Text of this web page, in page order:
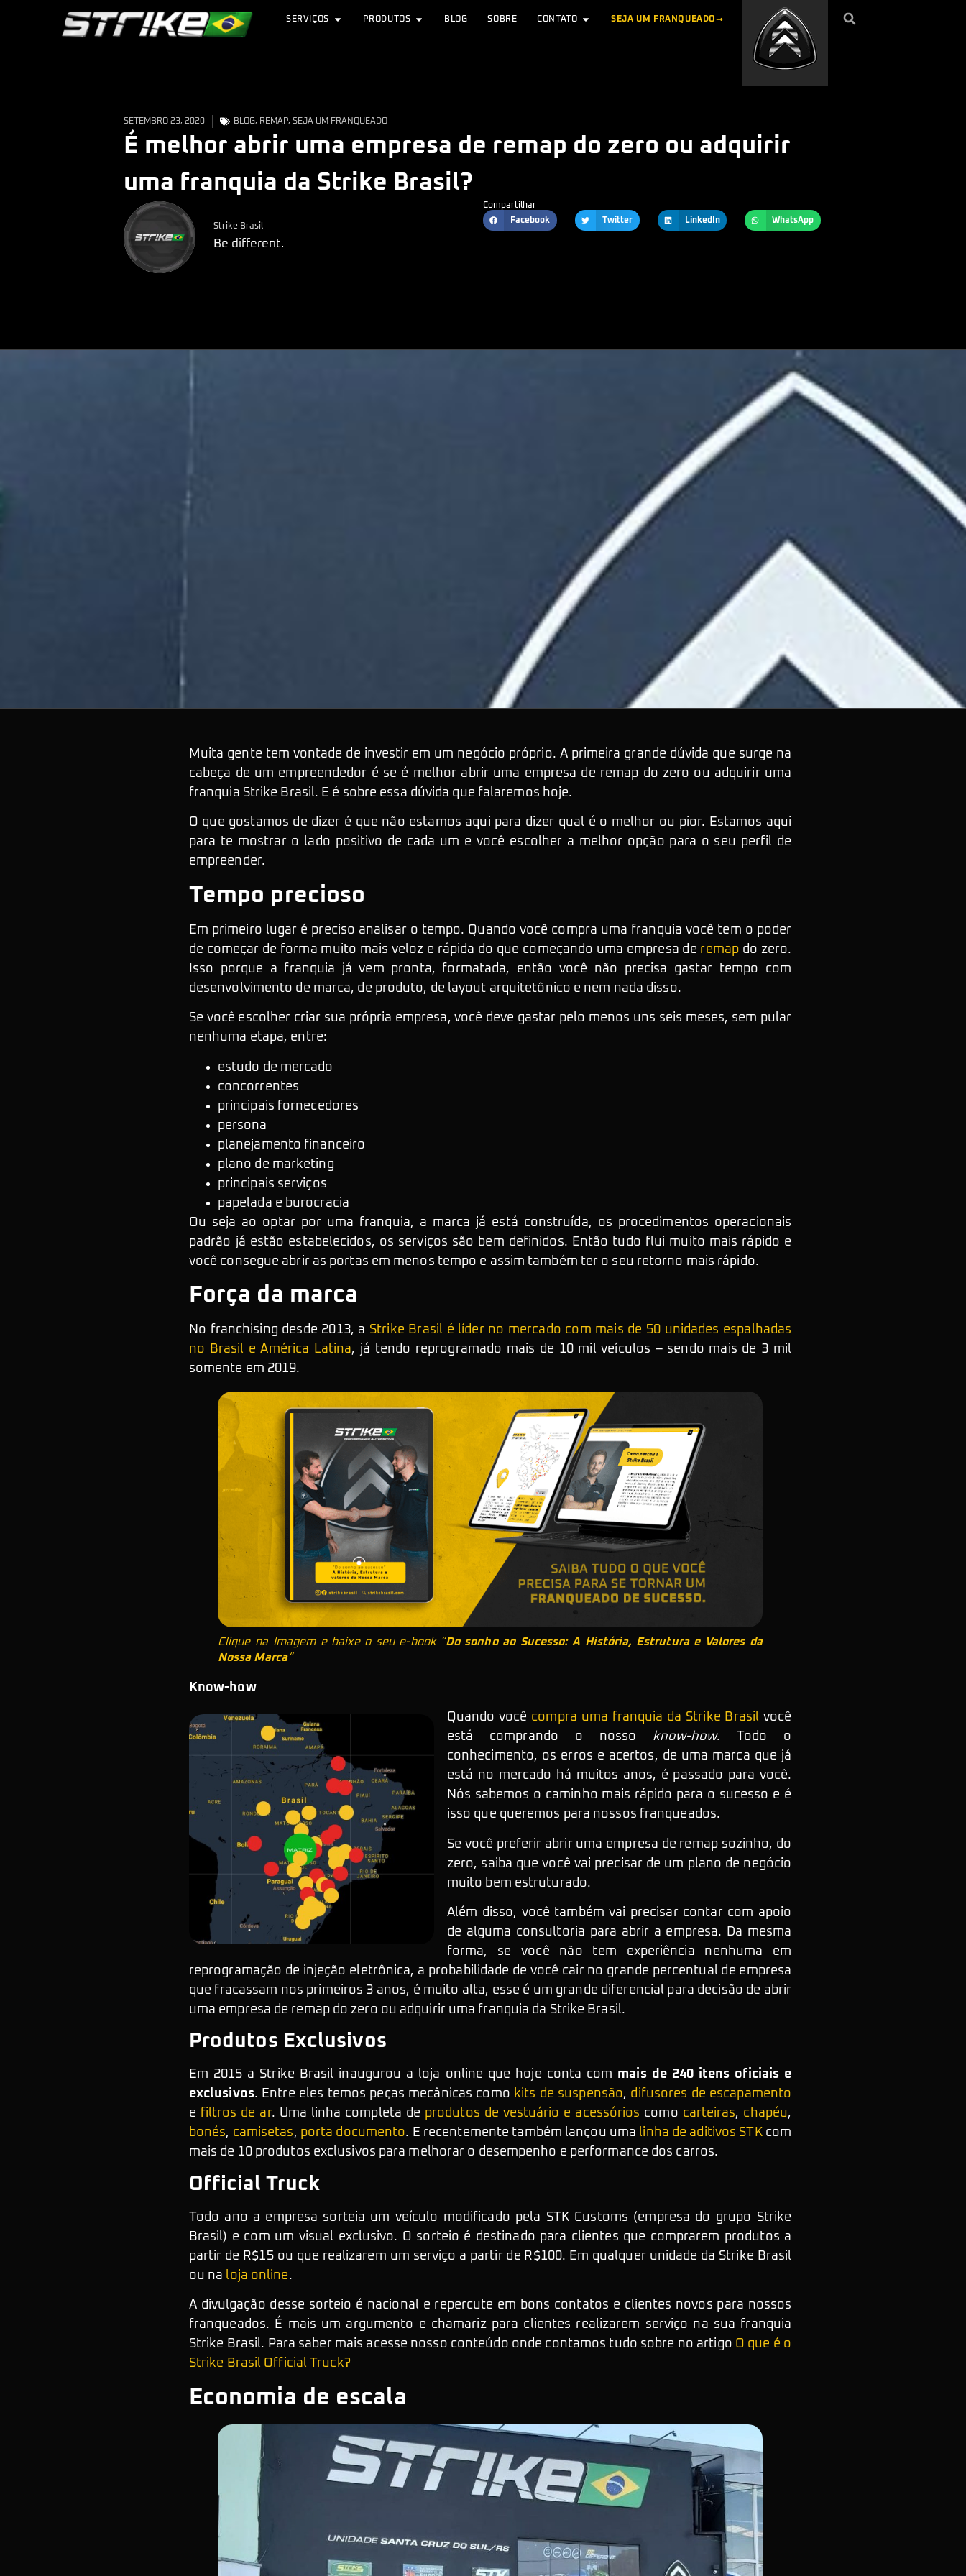
SERVIÇOS PRODUTOS BLOG SOBRE CONTATO SEJA UM FRANQUEADO
SETEMBRO 23, 2020 BLOG, REMAP, SEJA UM FRANQUEADO
É melhor abrir uma empresa de remap do zero ou adquirir
uma franquia da Strike Brasil?
Strike Brasil
Be different.
Compartilhar
Facebook
Twitter LinkedIn WhatsApp
Muita gente tem vontade de investir em um negócio próprio. A primeira grande dúvida que surge na
cabeça de um empreendedor é se é melhor abrir uma empresa de remap do zero ou adquirir uma
franquia Strike Brasil. E é sobre essa dúvida que falaremos hoje.
O que gostamos de dizer é que não estamos aqui para dizer qual é o melhor ou pior. Estamos aqui
para te mostrar o lado positivo de cada um e você escolher a melhor opção para o seu perfil de
empreender.
Tempo precioso
Em primeiro lugar é preciso analisar o tempo. Quando você compra uma franquia você tem o poder
de começar de forma muito mais veloz e rápida do que começando uma empresa de remapdo zero.
Isso porque a franquia já vem pronta, formatada, então você não precisa gastar tempo com
desenvolvimento de marca, de produto, de layout arquitetônico e nem nada disso.
Se você escolher criar sua própria empresa, você deve gastar pelo menos uns seis meses, sem pular
nenhuma etapa, entre:
estudo de mercado
concorrentes
principais fornecedores
persona
planejamento financeiro
plano de marketing
principais serviços
papelada e burocracia
Ou seja ao optar por uma franquia, a marca já está construída, os procedimentos operacionais
padrão já estão estabelecidos, os serviços são bem definidos. Então tudo flui muito mais rápido e
você consegue abrir as portas em menos tempo e assim também ter o seu retorno mais rápido.
Força da marca
No franchising desde 2013, a Strike Brasil é líder no mercado com mais de 50 unidades espalhadas
no Brasil e América Latina, já tendo reprogramado mais de 10 mil veículos – sendo mais de 3 mil
somente em 2019.
Clique na Imagem e baixe o seu e-book “Do sonho ao Sucesso: A História, Estrutura e Valores da
Nossa Marca“
Know-how
Quando você compra uma franquia da Strike Brasil você
está comprando o nosso know-how. Todo o
conhecimento, os erros e acertos, de uma marca que já
está no mercado há muitos anos, é passado para você.
Nós sabemos o caminho mais rápido para o sucesso e é
isso que queremos para nossos franqueados.
Se você preferir abrir uma empresa de remap sozinho, do
zero, saiba que você vai precisar de um plano de negócio
muito bem estruturado.
Além disso, você também vai precisar contar com apoio
de alguma consultoria para abrir a empresa. Da mesma
forma, se você não tem experiência nenhuma em
reprogramação de injeção eletrônica, a probabilidade de você cair no grande percentual de empresa
que fracassam nos primeiros 3 anos, é muito alta, esse é um grande diferencial para decisão de abrir
uma empresa de remap do zero ou adquirir uma franquia da Strike Brasil.
Produtos Exclusivos
Em 2015 a Strike Brasil inaugurou a loja online que hoje conta com mais de 240 itens oficiais e
exclusivos. Entre eles temos peças mecânicas como kits de suspensão, difusores de escapamento
e filtros de ar. Uma linha completa de produtos de vestuário e acessórios como carteiras, chapéu,
bonés, camisetas, porta documento. E recentemente também lançou uma linha de aditivos STKcom
mais de 10 produtos exclusivos para melhorar o desempenho e performance dos carros.
Official Truck
Todo ano a empresa sorteia um veículo modificado pela STK Customs (empresa do grupo Strike
Brasil) e com um visual exclusivo. O sorteio é destinado para clientes que comprarem produtos a
partir de R$15 ou que realizarem um serviço a partir de R$100. Em qualquer unidade da Strike Brasil
ou na loja online.
A divulgação desse sorteio é nacional e repercute em bons contatos e clientes novos para nossos
franqueados. É mais um argumento e chamariz para clientes realizarem serviço na sua franquia
Strike Brasil. Para saber mais acesse nosso conteúdo onde contamos tudo sobre no artigo O que é o
Strike Brasil Official Truck?
Economia de escala